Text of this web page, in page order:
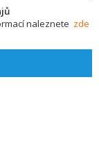
naleznete zde